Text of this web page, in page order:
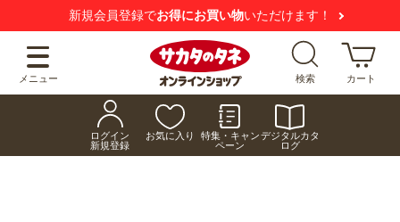
新規会員登録でお得にお買い物いただけます！
メニュー 検索 カート
ログイン
新規登録
お気に入り
特集・キャン
ペーン
デジタルカタ
ログ